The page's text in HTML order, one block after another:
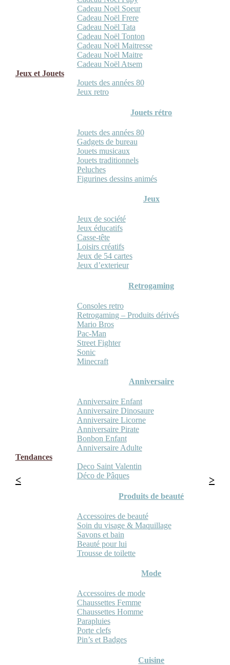
Cadeau Noël Soeur
Cadeau Noël Frere
Cadeau Noël Tata
Cadeau Noël Tonton
Cadeau Noël Maitresse
Cadeau Noël Maitre
Cadeau Noël Atsem
Jeux et Jouets
Jouets des années 80
Jeux retro
Jouets rétro
Jouets des années 80
Gadgets de bureau
Jouets musicaux
Jouets traditionnels
Peluches
Figurines dessins animés
Jeux
Jeux de société
Jeux éducatifs
Casse-tête
Loisirs créatifs
Jeux de 54 cartes
Jeux d’exterieur
Retrogaming
Consoles retro
Retrogaming – Produits dérivés
Mario Bros
Pac-Man
Street Fighter
Sonic
Minecraft
Anniversaire
Anniversaire Enfant
Anniversaire Dinosaure
Anniversaire Licorne
Anniversaire Pirate
Bonbon Enfant
Anniversaire Adulte
Tendances
Deco Saint Valentin
Déco de Pâques
Produits de beauté
Accessoires de beauté
Soin du visage & Maquillage
Savons et bain
Beauté pour lui
Trousse de toilette
Mode
Accessoires de mode
Chaussettes Femme
Chaussettes Homme
Parapluies
Porte clefs
Pin’s et Badges
Cuisine